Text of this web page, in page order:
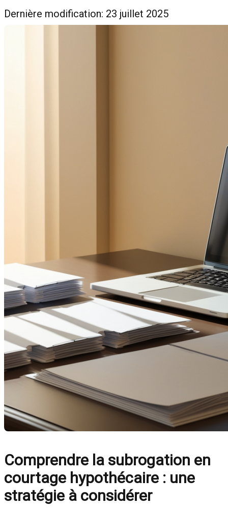
Dernière modification: 23 juillet 2025
Comprendre la subrogation en
courtage hypothécaire : une
stratégie à considérer